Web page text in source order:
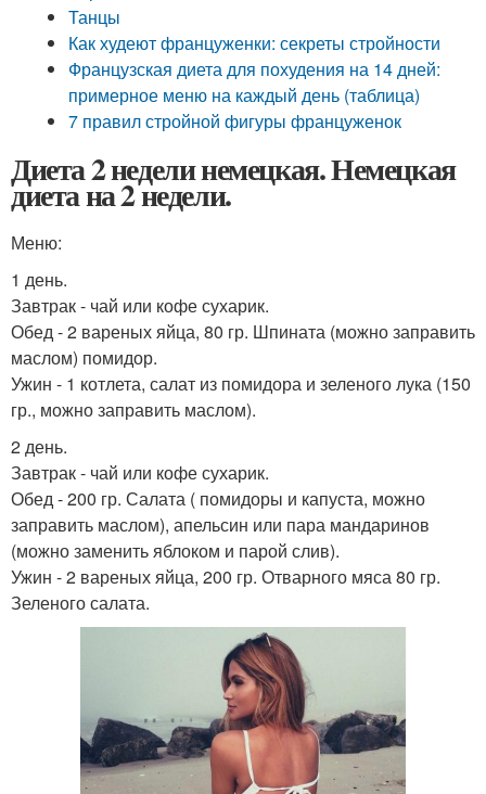
Танцы
Как худеют француженки: секреты стройности
Французская диета для похудения на 14 дней:
примерное меню на каждый день (таблица)
7 правил стройной фигуры француженок
Диета 2 недели немецкая. Немецкая
диета на 2 недели.
Меню:
1 день.
Завтрак - чай или кофе сухарик.
Обед - 2 вареных яйца, 80 гр. Шпината (можно заправить
маслом) помидор.
Ужин - 1 котлета, салат из помидора и зеленого лука (150
гр., можно заправить маслом).
2 день.
Завтрак - чай или кофе сухарик.
Обед - 200 гр. Салата ( помидоры и капуста, можно
заправить маслом), апельсин или пара мандаринов
(можно заменить яблоком и парой слив).
Ужин - 2 вареных яйца, 200 гр. Отварного мяса 80 гр.
Зеленого салата.